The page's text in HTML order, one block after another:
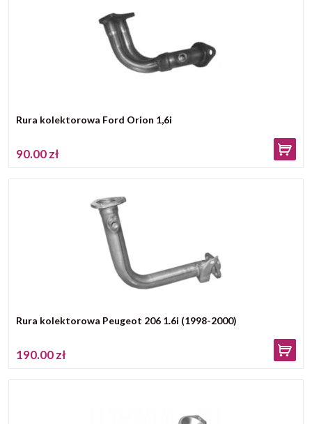
Rura kolektorowa Ford Orion 1,6i
90.00 zł
Rura kolektorowa Peugeot 206 1.6i (1998-2000)
190.00 zł